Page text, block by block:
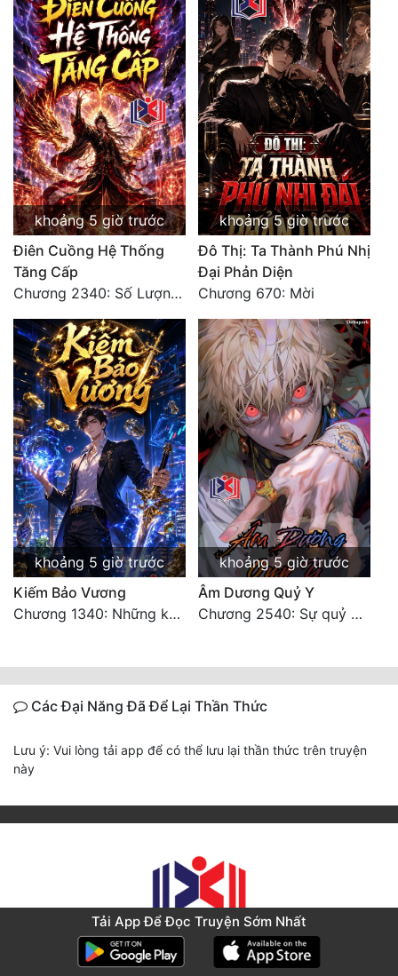
khoảng 5 giờ trước
Điên Cuồng Hệ Thống
Tăng Cấp
Chương 2340: Số Lượng Bất Túc!
khoảng 5 giờ trước
Đô Thị: Ta Thành Phú Nhị
Đại Phản Diện
Chương 670: Mời
khoảng 5 giờ trước
Kiếm Bảo Vương
Chương 1340: Những kẻ cướp có cánh
khoảng 5 giờ trước
Âm Dương Quỷ Y
Chương 2540: Sự quỷ dị của Lý Trường Phong
Các Đại Năng Đã Để Lại Thần Thức
Lưu ý: Vui lòng tải app để có thể lưu lại thần thức trên truyện
này
Tải App Để Đọc Truyện Sớm Nhất